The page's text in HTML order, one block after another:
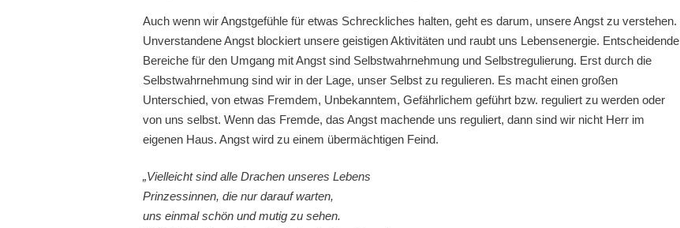
Auch wenn wir Angstgefühle für etwas Schreckliches halten, geht es darum, unsere Angst zu verstehen.
Unverstandene Angst blockiert unsere geistigen Aktivitäten und raubt uns Lebensenergie. Entscheidende
Bereiche für den Umgang mit Angst sind Selbstwahrnehmung und Selbstregulierung. Erst durch die
Selbstwahrnehmung sind wir in der Lage, unser Selbst zu regulieren. Es macht einen großen
Unterschied, von etwas Fremdem, Unbekanntem, Gefährlichem geführt bzw. reguliert zu werden oder
von uns selbst. Wenn das Fremde, das Angst machende uns reguliert, dann sind wir nicht Herr im
eigenen Haus. Angst wird zu einem übermächtigen Feind.
„Vielleicht sind alle Drachen unseres Lebens
Prinzessinnen, die nur darauf warten,
uns einmal schön und mutig zu sehen.